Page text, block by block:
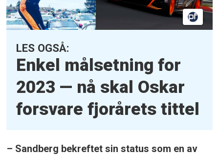
LES OGSÅ:
Enkel målsetning for
2023 — nå skal Oskar
forsvare fjorårets tittel
– Sandberg bekreftet sin status som en av